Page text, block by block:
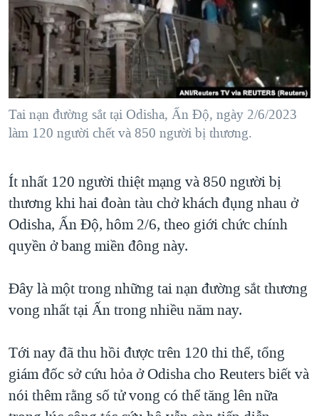
"Tìm"NGƯỜI VIỆT HẢI NGOẠI
ĐỜI SỐNG
KINH TẾ
KHOA HỌC
SỨC KHOẺ
VĂN HOÁ
TẠI
HÀNH TRÌNH BẦU CỬ 2024
MỘT NĂM CHIẾN TRANH TẠI DẢI GAZA
GIẢI MÃ VÀNH ĐAI & CON ĐƯỜNG
TRỊNH VĨNH BÌNH - NGƯỜI HẠ 'BÊN THẮNG CUỘC'
CHI PHÍ CHIẾN TRANH AFGHANISTAN
CÁC GIÁ TRỊ CỘNG HÒA Ở VIỆT NAM
THƯỢNG ĐỈNH TRUMP-KIM TẠI VIỆT NAM
NGƯ DÂN VIỆT VÀ LÀN SÓNG TRỘM HẢI SÂM
BÊN KIA QUỐC LỘ: TIẾNG VỌNG TỪ NÔNG THÔN MỸ
VIDEO
NGHE
MẠNG XÃ HỘI
Ngôn ngữ khác
Tai nạn đường sắt tại Odisha, Ấn Độ, ngày 2/6/2023
làm 120 người chết và 850 người bị thương.
Ít nhất 120 người thiệt mạng và 850 người bị
thương khi hai đoàn tàu chở khách đụng nhau ở
Odisha, Ấn Độ, hôm 2/6, theo giới chức chính
quyền ở bang miền đông này.
Đây là một trong những tai nạn đường sắt thương
vong nhất tại Ấn trong nhiều năm nay.
Tới nay đã thu hồi được trên 120 thi thể, tổng
giám đốc sở cứu hỏa ở Odisha cho Reuters biết và
nói thêm rằng số tử vong có thể tăng lên nữa